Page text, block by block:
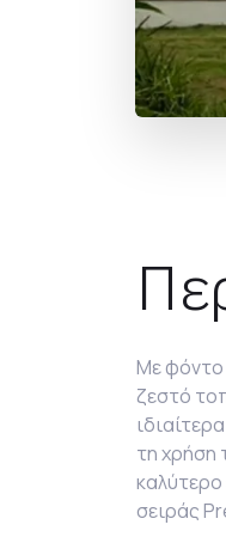
Με φόντο
ζεστό
τη χρήση
σειράς